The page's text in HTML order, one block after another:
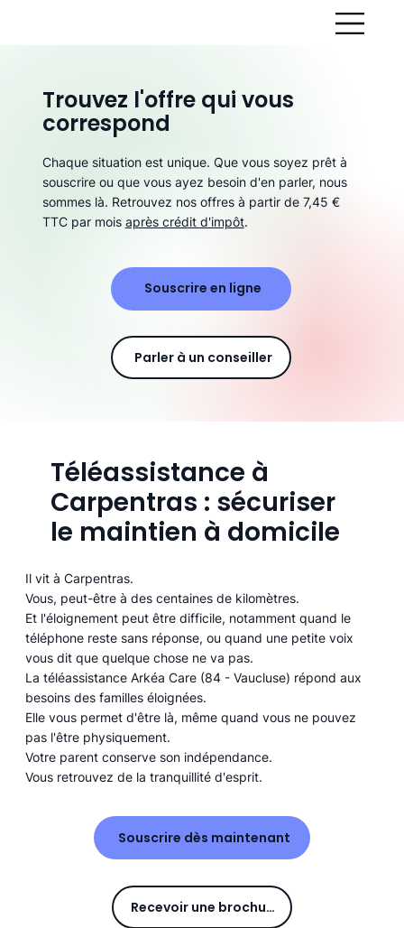
Téléassistance à
Carpentras : sécuriser
le maintien à domicile
Il vit à Carpentras.
Vous, peut-être à des centaines de kilomètres.
Et l'éloignement peut être difficile, notamment quand le
téléphone reste sans réponse, ou quand une petite voix
vous dit que quelque chose ne va pas.
La téléassistance Arkéa Care (84 - Vaucluse) répond aux
besoins des familles éloignées.
Elle vous permet d'être là, même quand vous ne pouvez
pas l'être physiquement.
Votre parent conserve son indépendance.
Vous retrouvez de la tranquillité d'esprit.
Souscrire dès maintenant
Recevoir une brochure
Trouvez l'offre qui vous
correspond
Chaque situation est unique. Que vous soyez prêt à
souscrire ou que vous ayez besoin d'en parler, nous
sommes là. Retrouvez nos offres à partir de 7,45 €
TTC par mois après crédit d'impôt.
Souscrire en ligne
Parler à un conseiller